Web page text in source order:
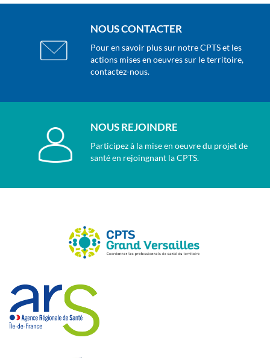
NOUS CONTACTER
Pour en savoir plus sur notre CPTS et les
actions mises en oeuvres sur le territoire,
contactez-nous.
NOUS REJOINDRE
Participez à la mise en oeuvre du projet de
santé en rejoingnant la CPTS.